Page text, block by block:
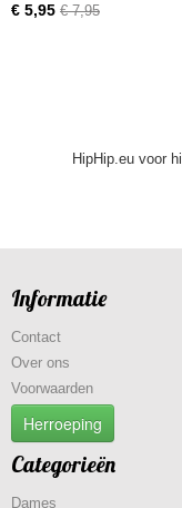
€ 5,95 € 7,95
HipHip.eu voor
Informatie
Contact
Over ons
Voorwaarden
Herroeping
Categorieën
Dames